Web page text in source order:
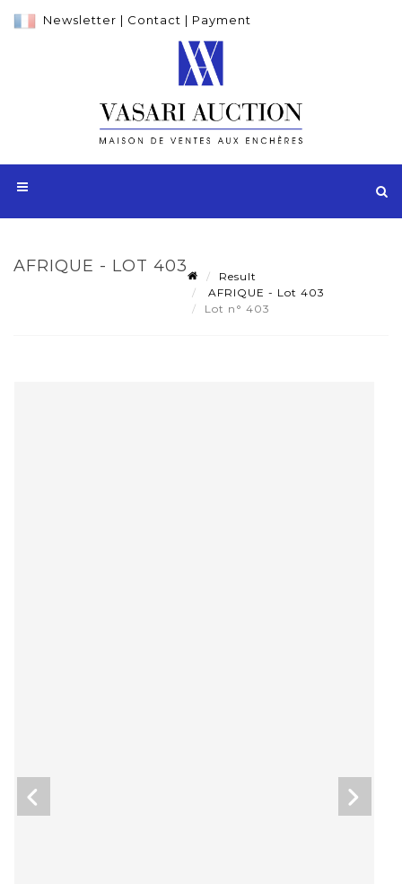
Newsletter | Contact | Payment
AFRIQUE - LOT 403
Result
AFRIQUE - Lot 403
Lot n° 403